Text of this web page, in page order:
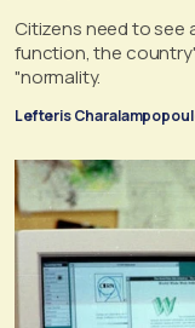
Citizens need to
function, the
"normality.
Lefteris